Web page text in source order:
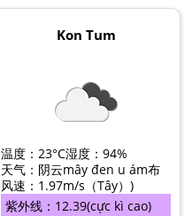
Kon Tum
温度： 23°C湿度： 94%
天气：阴云mây đen u ám布
风速： 1.97m/s （Tây） )
紫外线： 12.39(cực kì cao)